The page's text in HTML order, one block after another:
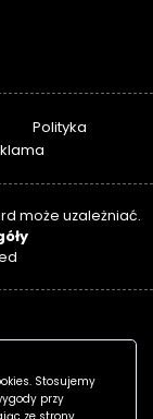
Polityka
może uzależniać.
Stosujemy
przy